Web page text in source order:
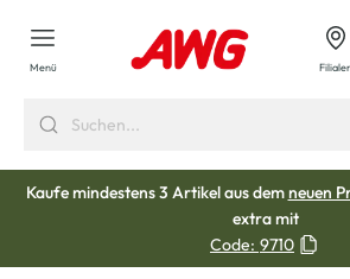
springen
Menü
Kaufe mindestens 3 Artikel aus demneuen
extra mit
Code: 9710